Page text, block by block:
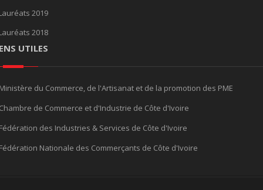
2019
2018
UTILES
du Commerce, de l'Artisanat et de la promotion des PME
de Commerce et d'Industrie de Côte d'Ivoire
des Industries & Services de Côte d'Ivoire
Nationale des Commerçants de Côte d'Ivoire